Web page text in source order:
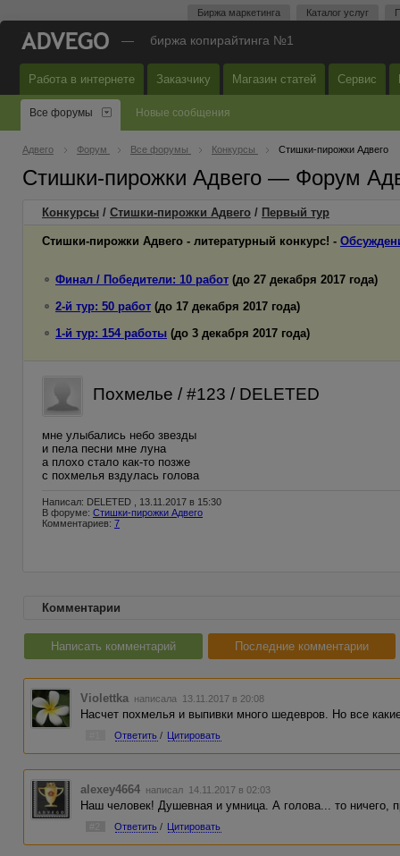
Биржа маркетинга Каталог услуг
— биржа копирайтинга №1
Работа в интернете Заказчику Магазин статей Сервис
Все форумы Новые сообщения
Адвего Форум Все форумы Конкурсы Стишки-пирожки Адвего
Стишки-пирожки Адвего — Форум
Конкурсы / Стишки-пирожки Адвего / Первый тур
Стишки-пирожки Адвего - литературный конкурс! -
Финал / Победители: 10 работ (до 27 декабря 2017 года)
2-й тур: 50 работ (до 17 декабря 2017 года)
1-й тур: 154 работы (до 3 декабря 2017 года)
Похмелье / #123 / DELETED
мне улыбались небо звезды
и пела песни мне луна
а плохо стало как-то позже
с похмелья вздулась голова
Написал: DELETED , 13.11.2017 в 15:30
В форуме: Стишки-пирожки Адвего
Комментариев: 7
Комментарии
Написать комментарий Последние комментарии
Violettka написала 13.11.2017 в 20:08
Насчет похмелья и выпивки много шедевров. Но все
Ответить / Цитировать
alexey4664 написал 14.11.2017 в 02:03
Наш человек! Душевная и умница. А голова... то ничего,
Ответить / Цитировать